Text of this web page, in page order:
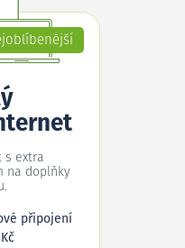
s extra
na doplňky
připojení